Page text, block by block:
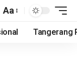
Aa
Tangerang